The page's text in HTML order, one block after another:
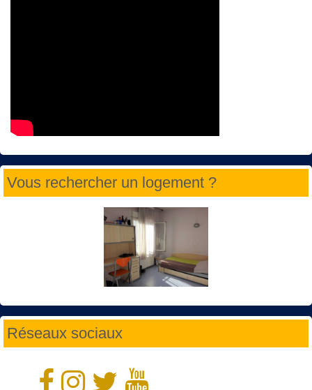
Vous rechercher un logement ?
Réseaux sociaux